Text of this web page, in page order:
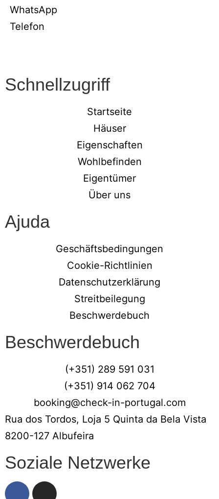
WhatsApp
Telefon
Schnellzugriff
Startseite
Häuser
Eigenschaften
Wohlbefinden
Eigentümer
Über uns
Ajuda
Geschäftsbedingungen
Cookie-Richtlinien
Datenschutzerklärung
Streitbeilegung
Beschwerdebuch
Beschwerdebuch
(+351) 289 591 031
(+351) 914 062 704
booking@check-in-portugal.com
Rua dos Tordos, Loja 5 Quinta da Bela Vista
8200-127 Albufeira
Soziale Netzwerke